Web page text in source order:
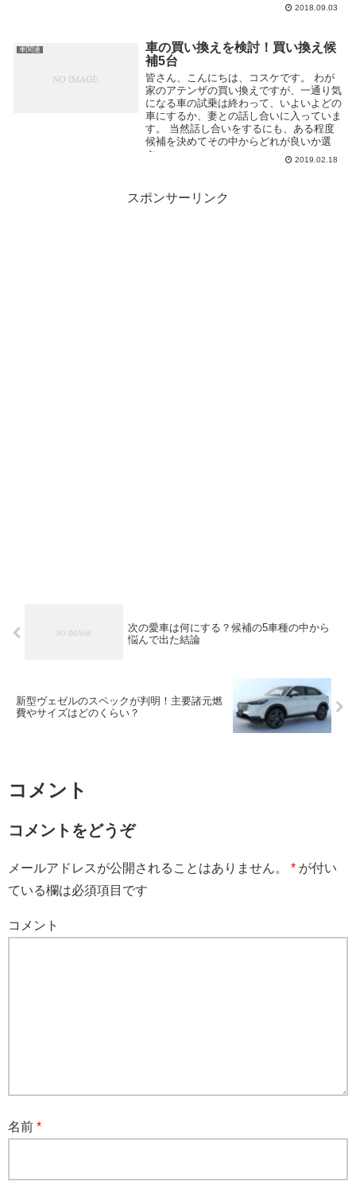
2018.09.03
車関連
車の買い換えを検討！買い換え候
補5台
皆さん、こんにちは、コスケです。 わが
家のアテンザの買い換えですが、一通り気
になる車の試乗は終わって、いよいよどの
車にするか、妻との話し合いに入っていま
す。 当然話し合いをするにも、ある程度
候補を決めてその中からどれが良いか選
ぶ...
2019.02.18
スポンサーリンク
次の愛車は何にする？候補の5車種の中から
悩んで出た結論
新型ヴェゼルのスペックが判明！主要諸元燃
費やサイズはどのくらい？
コメント
コメントをどうぞ
メールアドレスが公開されることはありません。 * が付い
ている欄は必須項目です
コメント
名前 *